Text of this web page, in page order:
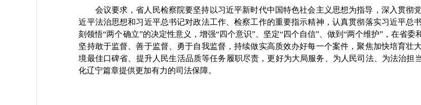
会议要求，省人民检察院要坚持以习近平新时代中国特色社会主义思想为指导，深入贯彻
近平法治思想和习近平总书记对政法工作、检察工作的重要指示精神，认真贯彻落实习近平总
刻领悟“两个确立”的决定性意义，增强“四个意识”、坚定“四个自信”、做到“两个维护”，在省
坚持敢于监督、善于监督、勇于自我监督，持续做实高质效办好每一个案件，聚焦加快培育壮
境最佳口碑省、提升人民生活品质等任务履职尽责，更好为大局服务、为人民司法、为法治担
化辽宁篇章提供更加有力的司法保障。